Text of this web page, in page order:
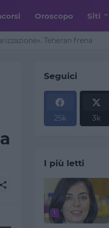
Oroscopo Siti
Teheran frena
Seguici
25k 3k
I più letti
1